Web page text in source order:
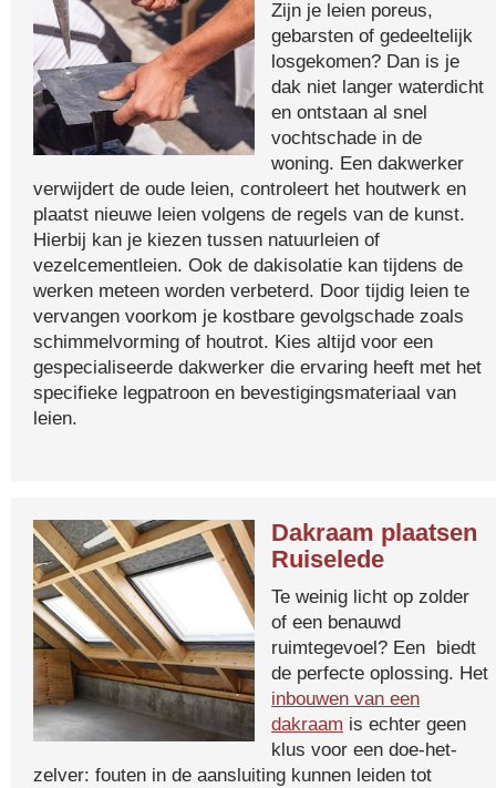
Zijn je leien poreus,
gebarsten of gedeeltelijk
losgekomen? Dan is je
dak niet langer waterdicht
en ontstaan al snel
vochtschade in de
woning. Een dakwerker
verwijdert de oude leien, controleert het houtwerk en
plaatst nieuwe leien volgens de regels van de kunst.
Hierbij kan je kiezen tussen natuurleien of
vezelcementleien. Ook de dakisolatie kan tijdens de
werken meteen worden verbeterd. Door tijdig leien te
vervangen voorkom je kostbare gevolgschade zoals
schimmelvorming of houtrot. Kies altijd voor een
gespecialiseerde dakwerker die ervaring heeft met het
specifieke legpatroon en bevestigingsmateriaal van
leien.
Dakraam plaatsen
Ruiselede
Te weinig licht op zolder
of een benauwd
ruimtegevoel? Een biedt
de perfecte oplossing. Het
inbouwen van een
dakraam is echter geen
klus voor een doe-het-
zelver: fouten in de aansluiting kunnen leiden tot